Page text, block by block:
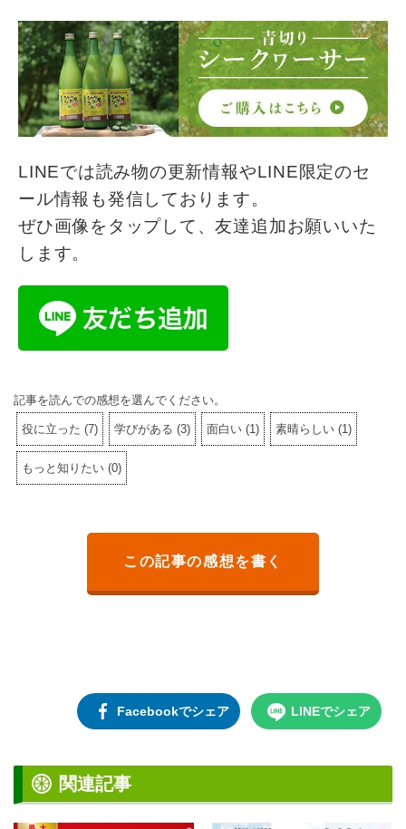
LINEでは読み物の更新情報やLINE限定のセ
ール情報も発信しております。
ぜひ画像をタップして、友達追加お願いいた
します。
記事を読んでの感想を選んでください。
役に立った (7) 学びがある (3) 面白い (1) 素晴らしい (1)
もっと知りたい (0)
この記事の感想を書く
Facebookでシェア LINEでシェア
関連記事